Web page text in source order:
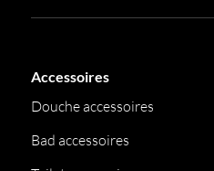
Accessoires
Douche accessoires
Bad accessoires